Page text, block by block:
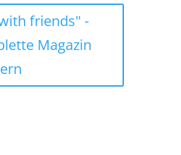
friends" -
Magazin